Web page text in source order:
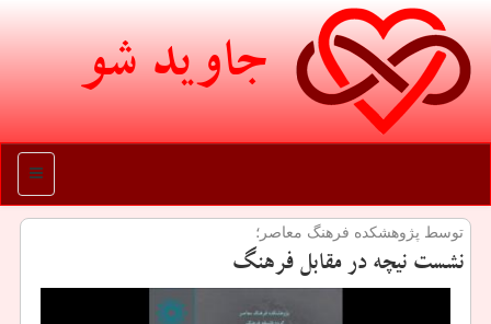
جاوید شو
منو
توسط پژوهشكده فرهنگ معاصر؛
نشست نیچه در مقابل فرهنگ